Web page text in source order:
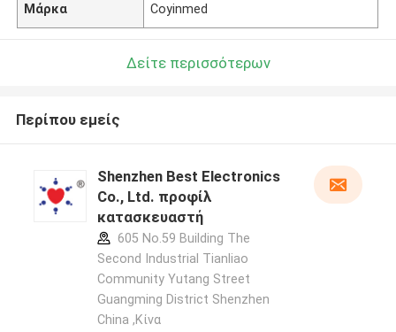
Μάρκα Coyinmed
Δείτε περισσότερων
Περίπου εμείς
Shenzhen Best Electronics
Co., Ltd. προφίλ
κατασκευαστή
605 No.59 Building The
Second Industrial Tianliao
Community Yutang Street
Guangming District Shenzhen
China ,Κίνα